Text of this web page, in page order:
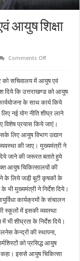
आयुष शिक्षा
Comments Offon
की
आयुष
एवं
आयुष
विभाग
की
समीक्षा
को सचिवालय में आयुष एवं
दिये कि उत्तराखण्ड को आयुष
के साथ कार्य किये
नई योग नीति शीघ्र लाने
विशेष प्रयास किये जाएं।
लिए आयुष विभाग उद्यान
की जाए। मुख्यमंत्री ने
जाने की जरूरत बताते हुये
आयुष चिकित्सालयों की
के लिये जडी़ बूटी कृषकों के
भी मुख्यमंत्री ने निर्देश दिये।
कार्यक्रमों के संचालन
स्कूलों में इसकी व्यवस्था
भी शीघ्रता के निर्देश दिये।
केन्द्रों की स्थापना,
को प्रसिद्ध आयुष
कहा। इससे आयुष चिकित्सा